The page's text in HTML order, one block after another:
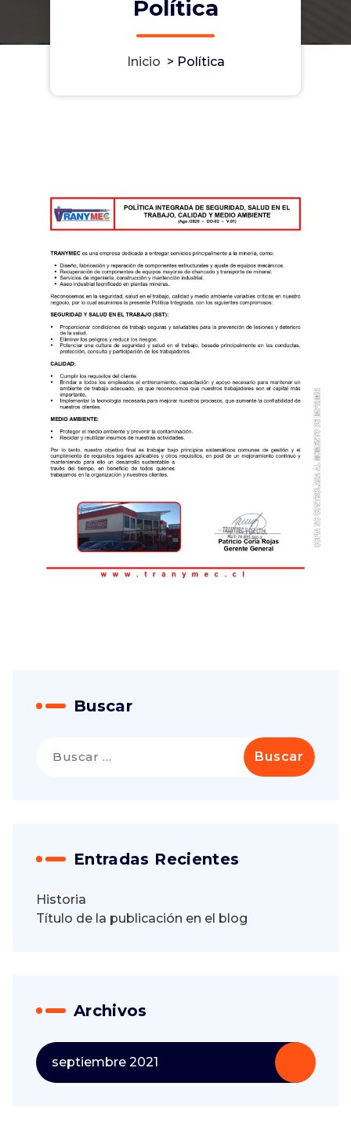
Política
Inicio > Política
Buscar
Entradas Recientes
Historia
Título de la publicación en el blog
Archivos
septiembre 2021